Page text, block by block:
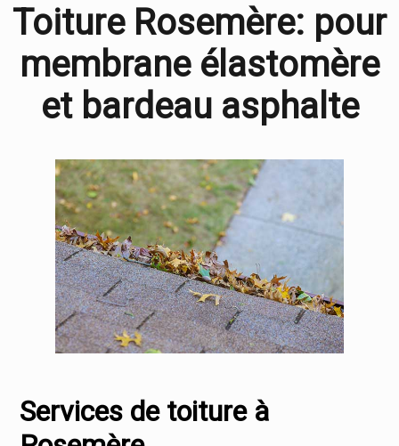
Toiture Rosemère: pour
membrane élastomère
et bardeau asphalte
Services de toiture à